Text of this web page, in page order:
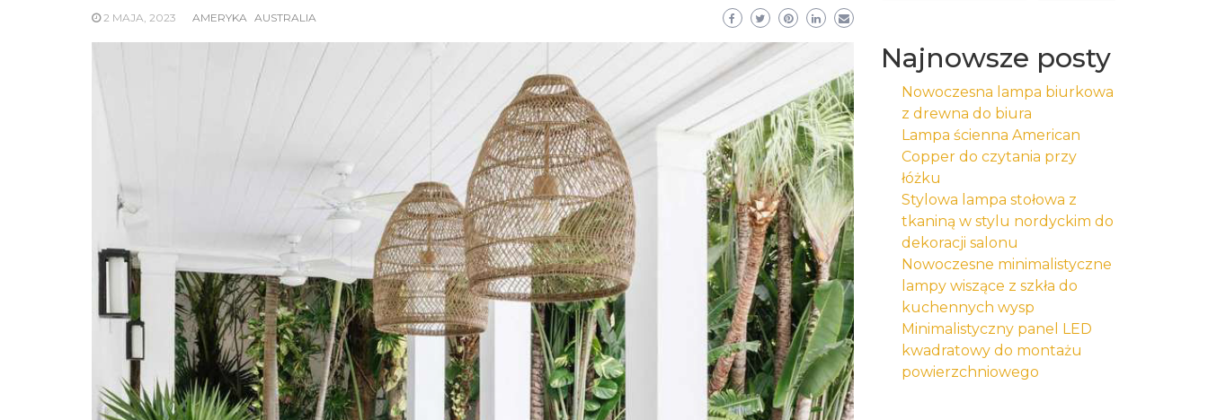
2 MAJA, 2023 AMERYKA AUSTRALIA
Najnowsze posty
Nowoczesna lampa biurkowa
z drewna do biura
Lampa ścienna American
Copper do czytania przy
łóżku
Stylowa lampa stołowa z
tkaniną w stylu nordyckim do
dekoracji salonu
Nowoczesne minimalistyczne
lampy wiszące z szkła do
kuchennych wysp
Minimalistyczny panel LED
kwadratowy do montażu
powierzchniowego